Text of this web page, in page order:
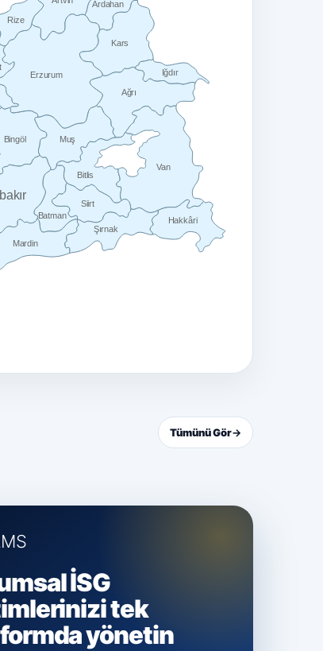
Ardahan
Ağrı
Batman
Bingöl
Bitlis
Erzurum
Hakkâri
Iğdır
Kars
Mardin
Muş
Rize
Siirt
Van
Şırnak
Tümünü Gör→
İSG
tek
yönetin